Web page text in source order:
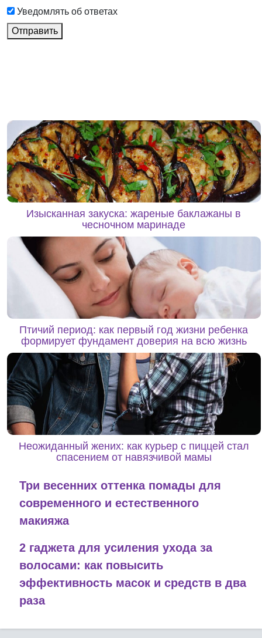
Уведомлять об ответах
Отправить
Изысканная закуска: жареные баклажаны в
чесночном маринаде
Птичий период: как первый год жизни ребенка
формирует фундамент доверия на всю жизнь
Неожиданный жених: как курьер с пиццей стал
спасением от навязчивой мамы
Три весенних оттенка помады для
современного и естественного
макияжа
2 гаджета для усиления ухода за
волосами: как повысить
эффективность масок и средств в два
раза